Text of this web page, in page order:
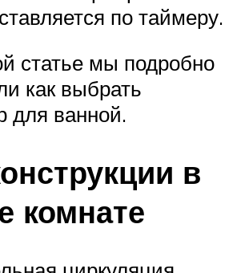
по таймеру.
статье мы подробно
как выбрать
для ванной.
в
комнате